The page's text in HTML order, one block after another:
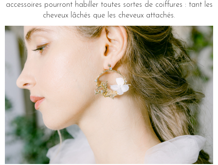
accessoires pourront habiller toutes sortes de coiffures : tant les
cheveux lâchés que les cheveux attachés.